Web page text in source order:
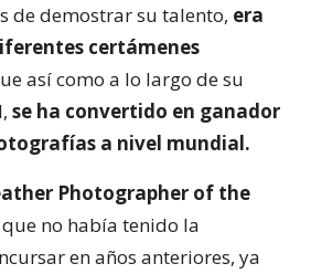
de demostrar su talento, era
certámenes
así como a lo largo de su
se ha convertido en ganador
a nivel mundial.
Photographer of the
no había tenido la
en años anteriores, ya